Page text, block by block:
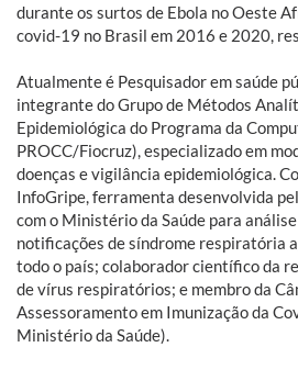
durante os surtos de Ebola no Oeste
covid-19 no Brasil em 2016 e 2020,
Atualmente é Pesquisador em saúde
integrante do Grupo de Métodos
Epidemiológica do Programa da
PROCC/Fiocruz), especializado em
doenças e vigilância epidemiológica.
InfoGripe, ferramenta desenvolvida
com o Ministério da Saúde para
notificações de síndrome respiratória
todo o país; colaborador científico da
de vírus respiratórios; e membro da
Assessoramento em Imunização da
Ministério da Saúde).